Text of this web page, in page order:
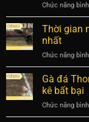
Chức năng
Thời gian
nhất
Chức năng
Gà đá
kê bất bại
Chức năng